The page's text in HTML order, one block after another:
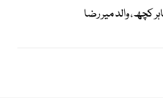
کچھ، والد میر رضا